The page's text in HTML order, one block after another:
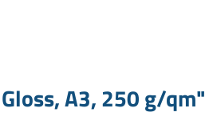
A3, 250 g/qm"